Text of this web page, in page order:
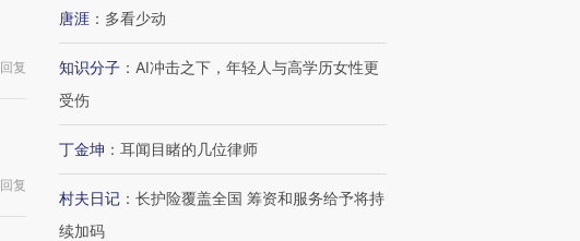
回复
回复
唐涯 ： 多看少动
知识分子 ： AI冲击之下，年轻人与高学历女性更
受伤
丁金坤 ： 耳闻目睹的几位律师
村夫日记 ： 长护险覆盖全国 筹资和服务给予将持
续加码